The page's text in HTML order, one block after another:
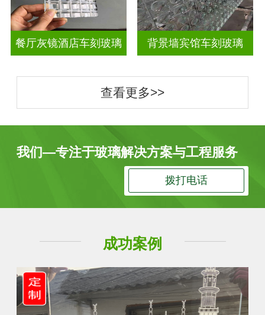
餐厅灰镜酒店车刻玻璃 背景墙宾馆车刻玻璃
查看更多>>
我们—专注于玻璃解决方案与工程服务
拨打电话
成功案例